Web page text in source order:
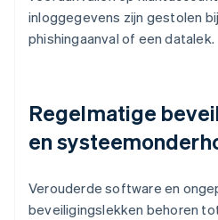
inloggegevens zijn gestolen
phishingaanval of een datalek.
Regelmatige
en
Verouderde software en
beveiligingslekken behoren